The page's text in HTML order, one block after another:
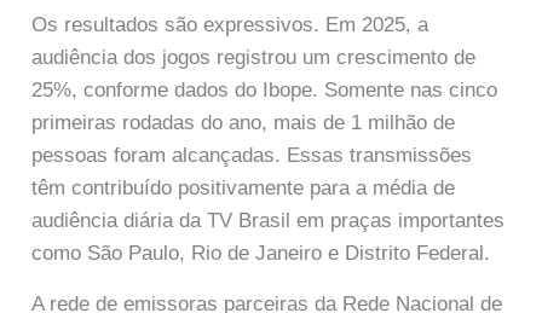
Os resultados são expressivos. Em 2025, a
audiência dos jogos registrou um crescimento de
25%, conforme dados do Ibope. Somente nas cinco
primeiras rodadas do ano, mais de 1 milhão de
pessoas foram alcançadas. Essas transmissões
têm contribuído positivamente para a média de
audiência diária da TV Brasil em praças importantes
como São Paulo, Rio de Janeiro e Distrito Federal.
A rede de emissoras parceiras da Rede Nacional de